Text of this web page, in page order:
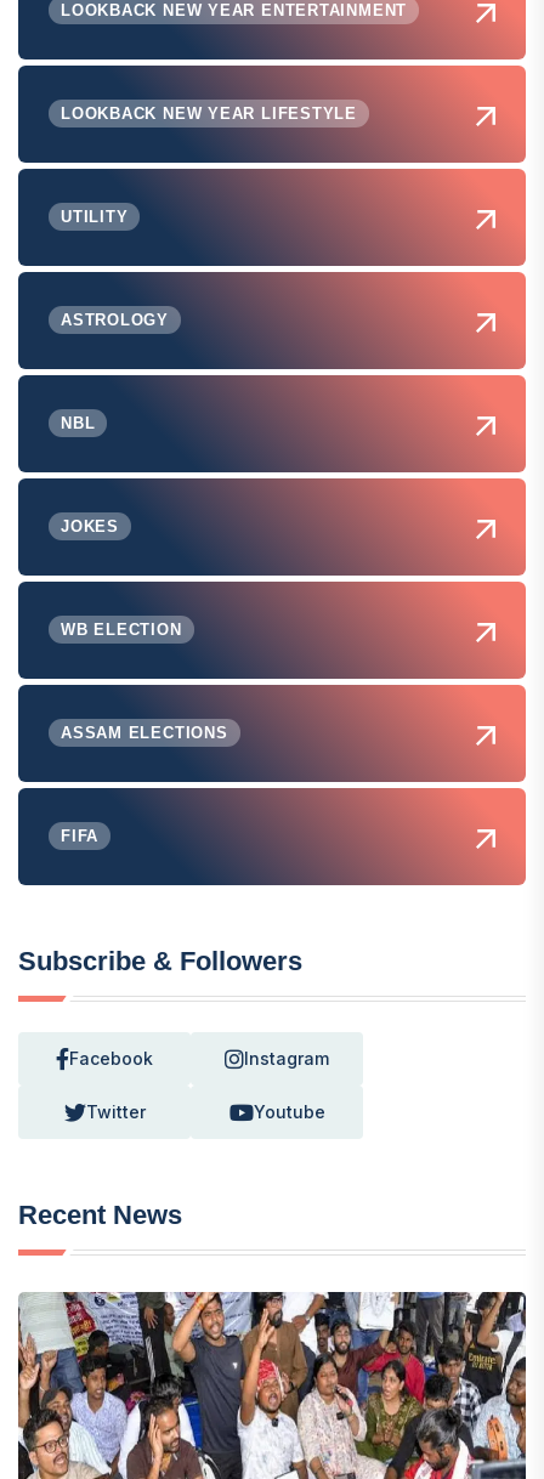
LOOKBACK NEW YEAR ENTERTAINMENT
LOOKBACK NEW YEAR LIFESTYLE
UTILITY
ASTROLOGY
NBL
JOKES
WB ELECTION
ASSAM ELECTIONS
FIFA
Subscribe & Followers
Facebook Instagram
Twitter Youtube
Recent News